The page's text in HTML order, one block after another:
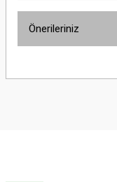
Önerileriniz